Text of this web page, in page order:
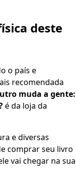
deste
o país e
recomendada
muda a gente:
é da loja da
e diversas
comprar seu livro
vai chegar na sua